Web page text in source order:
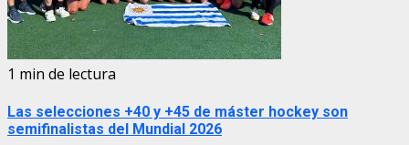
1 min de lectura
Las selecciones +40 y +45 de máster hockey son
semifinalistas del Mundial 2026